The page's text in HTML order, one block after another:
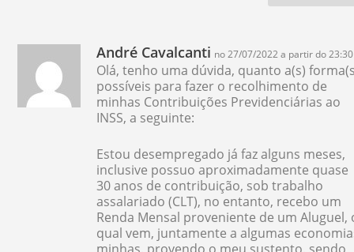
André Cavalcanti no 27/07/2022 a partir do 23:30
Olá, tenho uma dúvida, quanto a(s)
possíveis para fazer o recolhimento de
minhas Contribuições Previdenciárias ao
INSS, a seguinte:
Estou desempregado já faz alguns meses,
inclusive possuo aproximadamente quase
30 anos de contribuição, sob trabalho
assalariado (CLT), no entanto, recebo um
Renda Mensal proveniente de um Aluguel,
qual vem, juntamente a algumas